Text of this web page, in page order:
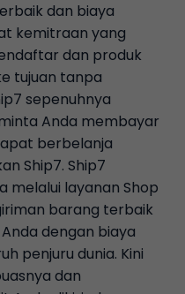
dan biaya
kemitraan yang
dan produk
tujuan tanpa
sepenuhnya
Anda membayar
berbelanja
Ship7. Ship7
melalui layanan Shop
barang terbaik
dengan biaya
penjuru dunia. Kini
dan